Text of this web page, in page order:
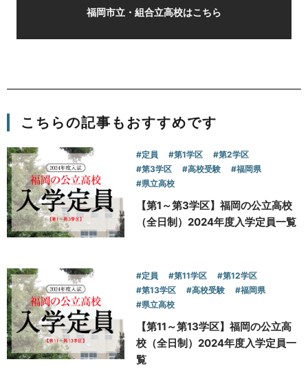
福岡市立・組合立高校はこちら
こちらの記事もおすすめです
#定員 #第1学区
#第2学区
#第3学区
#高校受験
#福岡県
#県立高校
【第1～第3学区】福岡の公立高校
（全日制）2024年度入学定員一覧
#定員 #第11学区
#第12学区
#第13学区
#高校受験
#福岡県
#県立高校
【第11～第13学区】福岡の公立高
校（全日制）2024年度入学定員一
覧